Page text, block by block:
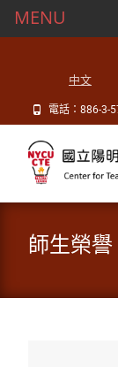
中文
電話：886-3-
師生榮譽
MENU